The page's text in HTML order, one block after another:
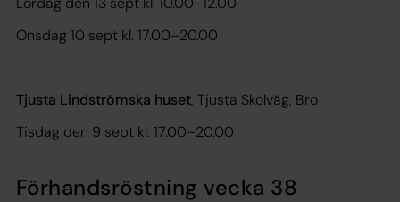
Onsdag 10 sept kl. 17.00–20.00
Tjusta Lindströmska huset, Tjusta Skolväg, Bro
Tisdag den 9 sept kl. 17.00–20.00
Förhandsröstning vecka 38